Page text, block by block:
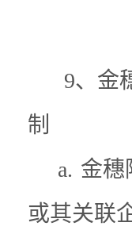
9、金
制
a. 金穗
或其关联